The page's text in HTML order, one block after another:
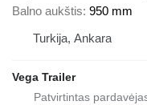
Balno aukštis 950 mm
Turkija, Ankara
Vega Trailer